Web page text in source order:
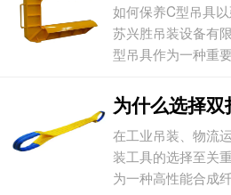
如何保养C型吊具
苏兴胜吊装设备有
型吊具作为一种重
为什么选择双
在工业吊装、物流
装工具的选择至关
为一种高性能合成